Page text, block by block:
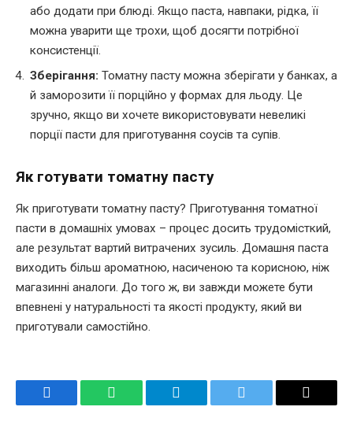
або додати при блюді. Якщо паста, навпаки, рідка, її
можна уварити ще трохи, щоб досягти потрібної
консистенції.
Зберігання: Томатну пасту можна зберігати у банках, а
й заморозити її порційно у формах для льоду. Це
зручно, якщо ви хочете використовувати невеликі
порції пасти для приготування соусів та супів.
Як готувати томатну пасту
Як приготувати томатну пасту? Приготування томатної
пасти в домашніх умовах – процес досить трудомісткий,
але результат вартий витрачених зусиль. Домашня паста
виходить більш ароматною, насиченою та корисною, ніж
магазинні аналоги. До того ж, ви завжди можете бути
впевнені у натуральності та якості продукту, який ви
приготували самостійно.
Facebook WhatsApp Telegram Twitter Email